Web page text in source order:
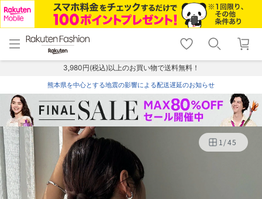
menu home
トップ
shopping_cart lock_outline
ログイン
3,980円(税込)以上のお買い物で送料無料！
熊本県を中心とする地震の影響による配送遅延のお知らせ
1/45